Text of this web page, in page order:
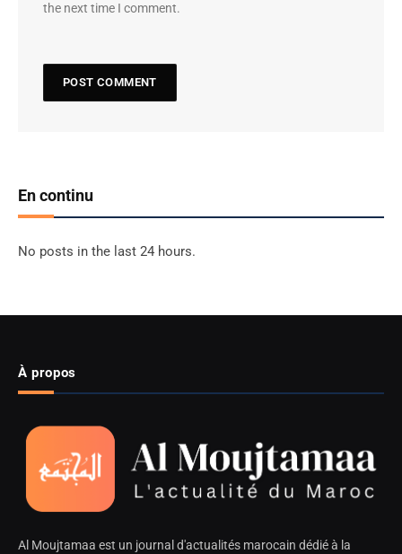
the next time I comment.
En continu
No posts in the last 24 hours.
À propos
Al Moujtamaa est un journal d'actualités marocain dédié à la